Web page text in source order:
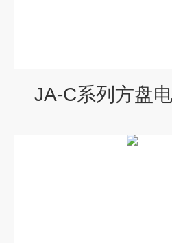
JA-C系列方盘